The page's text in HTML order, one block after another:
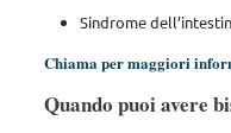
Sindrome
Chiama per maggiori
Quando puoi avere